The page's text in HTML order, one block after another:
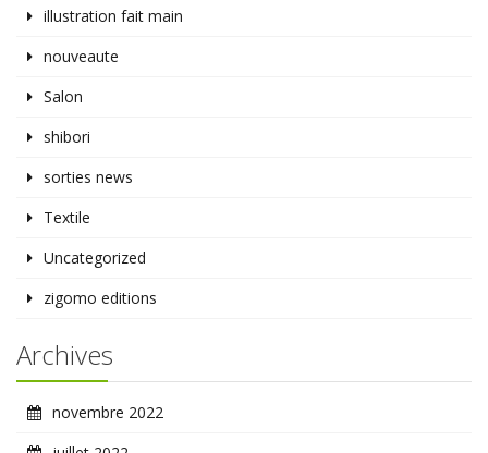
illustration fait main
nouveaute
Salon
shibori
sorties news
Textile
Uncategorized
zigomo editions
Archives
novembre 2022